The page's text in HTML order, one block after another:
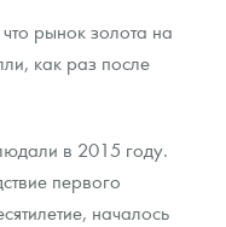
рынок золота на
как раз после
в 2015 году.
первого
началось